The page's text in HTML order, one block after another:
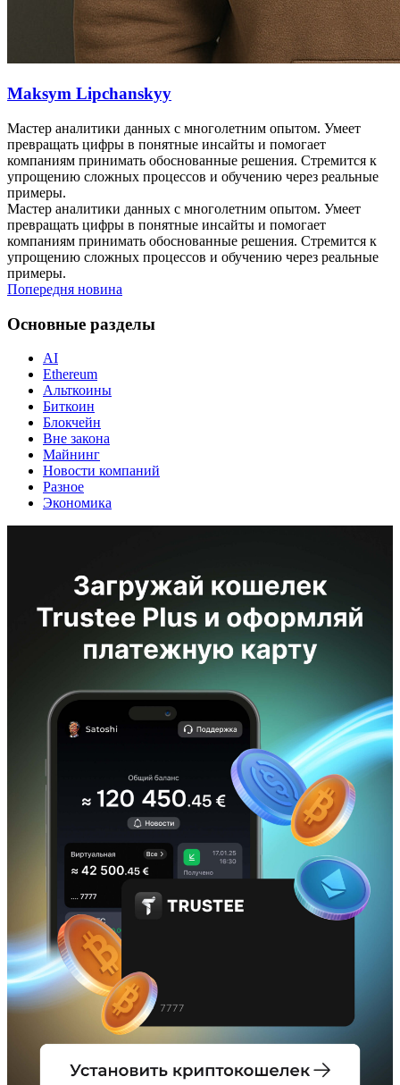
Maksym Lipchanskyy
Мастер аналитики данных с многолетним опытом. Умеет
превращать цифры в понятные инсайты и помогает
компаниям принимать обоснованные решения. Стремится к
упрощению сложных процессов и обучению через реальные
примеры.
Мастер аналитики данных с многолетним опытом. Умеет
превращать цифры в понятные инсайты и помогает
компаниям принимать обоснованные решения. Стремится к
упрощению сложных процессов и обучению через реальные
примеры.
Попередня новина
Основные разделы
AI
Ethereum
Альткоины
Биткоин
Блокчейн
Вне закона
Майнинг
Новости компаний
Разное
Экономика